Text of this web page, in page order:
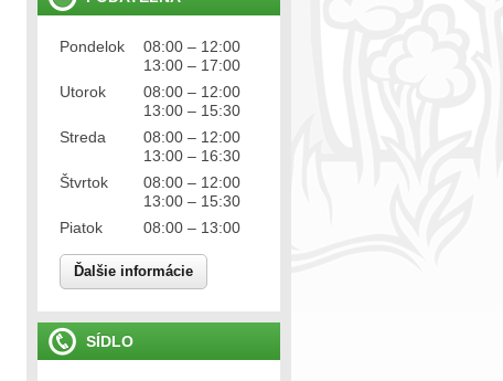
Pondelok
08:00 – 12:00
13:00 – 17:00
Utorok
08:00 – 12:00
13:00 – 15:30
Streda
08:00 – 12:00
13:00 – 16:30
Štvrtok
08:00 – 12:00
13:00 – 15:30
Piatok
08:00 – 13:00
Ďalšie informácie
SÍDLO